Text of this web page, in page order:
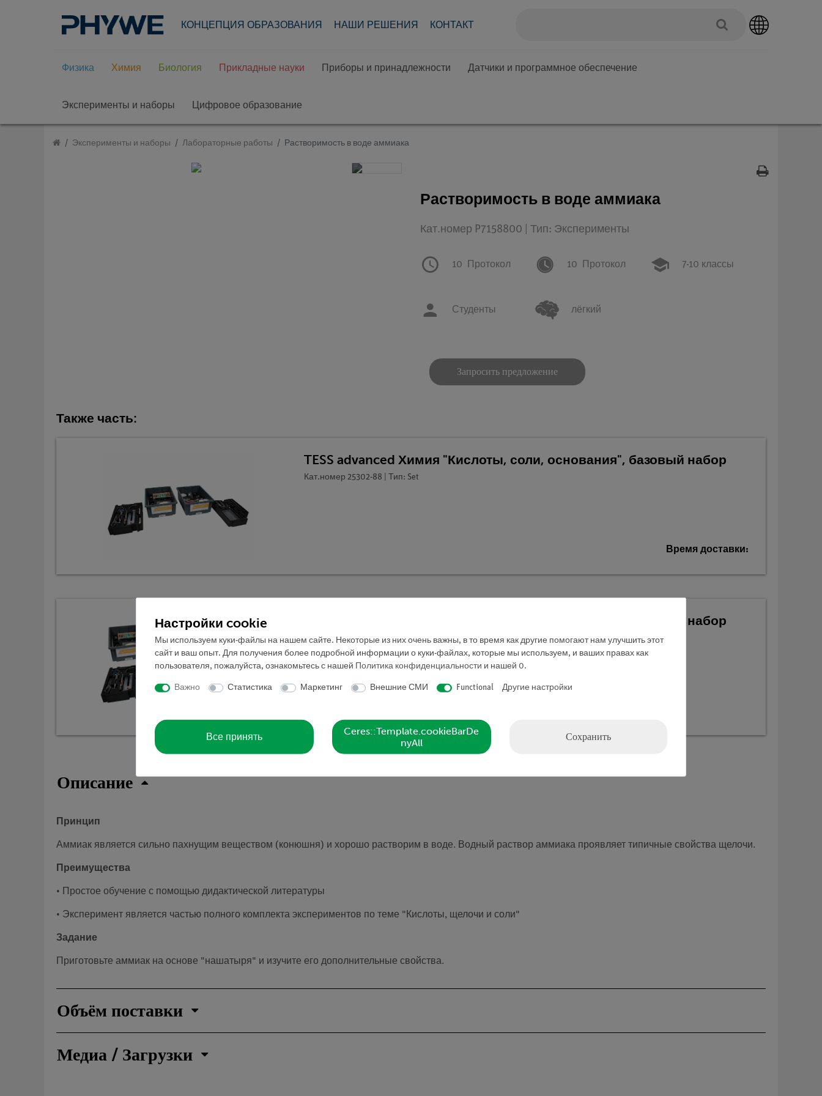
КОНЦЕПЦИЯ ОБРАЗОВАНИЯ НАШИ РЕШЕНИЯ КОНТАКТ
Физика Химия Биология Прикладные науки Приборы и принадлежности Датчики и программное обеспечение
Эксперименты и наборы Цифровое образование
Эксперименты и наборы Лабораторные работы Растворимость в воде аммиака
Растворимость в воде аммиака
Кат.номер P7158800 | Тип: Эксперименты
10 Протокол 10 Протокол 7-10 классы
Студенты лёгкий
Запросить предложение
Также часть:
TESS advanced Химия "Кислоты, соли, основания", базовый набор
Кат.номер 25302-88 | Тип: Set
Время доставки:
TESS advanced Химия "Кислоты, соли, основания", базовый набор
Кат.номер 25302-88D | Тип: Set
Описание
Принцип
Аммиак является сильно пахнущим веществом (конюшня) и хорошо растворим в воде. Водный раствор аммиака проявляет типичные свойства щелочи.
Преимущества
• Простое обучение с помощью дидактической литературы
• Эксперимент является частью полного комплекта экспериментов по теме "Кислоты, щелочи и соли"
Задание
Приготовьте аммиак на основе "нашатыря" и изучите его дополнительные свойства.
Объём поставки
Медиа / Загрузки
Настройки cookie
Мы используем куки-файлы на нашем сайте. Некоторые из них очень важны, в то время как другие помогают нам улучшить этот
сайт и ваш опыт. Для получения более подробной информации о куки-файлах, которые мы используем, и ваших правах как
пользователя, пожалуйста, ознакомьтесь с нашей
Политика конфиденциальности и нашей 0.
Важно Статистика Маркетинг Внешние СМИ Functional Другие настройки
Все принять
Ceres::Template.cookieBarDe
nyAll
Сохранить